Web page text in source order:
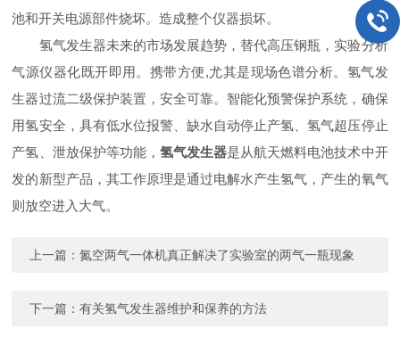
池和开关电源部件烧坏。造成整个仪器损坏。
氢气发生器未来的市场发展趋势，替代高压钢瓶，实验分析
气源仪器化既开即用。携带方便,尤其是现场色谱分析。氢气发
生器过流二级保护装置，安全可靠。智能化预警保护系统，确保
用氢安全，具有低水位报警、缺水自动停止产氢、氢气超压停止
产氢、泄放保护等功能， 氢气发生器是从航天燃料电池技术中开
发的新型产品，其工作原理是通过电解水产生氢气，产生的氧气
则放空进入大气。
上一篇：氮空两气一体机真正解决了实验室的两气一瓶现象
下一篇：有关氢气发生器维护和保养的方法